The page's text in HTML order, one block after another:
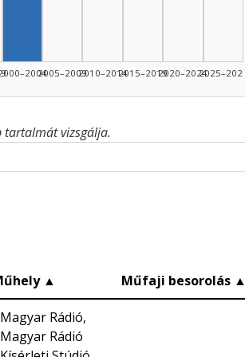
2005–20092010–20142015–20192020–20242025–2026
tartalmát vizsgálja.
▲ Műfaji besorolás ▲
Magyar Rádió,
Magyar Rádió